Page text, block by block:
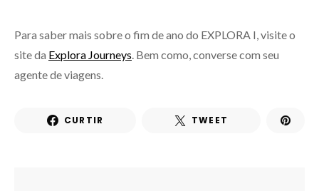
Para saber mais sobre o fim de ano do EXPLORA I, visite o
site da Explora Journeys . Bem como, converse com seu
agente de viagens.
CURTIR TWEET